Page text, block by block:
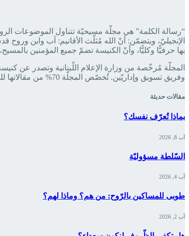
“رسالة الكلمة” هي مجلّة مسيحيّة تتناول الموضوعات
الإنجيليّ، ويتضمّن: أنّ الله مُثلّث الأقانيم: آب وابن
بها حرفيًّا وكليًّا، وأنّ الكنيسة تضمّ جميع المؤمنين
وفريق تسويق وإداريّين. تُخصّص المجلّة 70% من مقالاتها للكتّاب الوطنيّين ‏وتترك 30% للترجمة بغيّة إطلاع القارئ على الفكر المسيحيّ العالميّ.‏
مقالات حديثة
بماذا تُعرّف نفسك؟
آب 8, 2026
السّلطة مسؤوليّة
آب 4, 2026
طوبى للمساكين بالرّوح: من هم؟ وماذا لهم؟
آب 2, 2026